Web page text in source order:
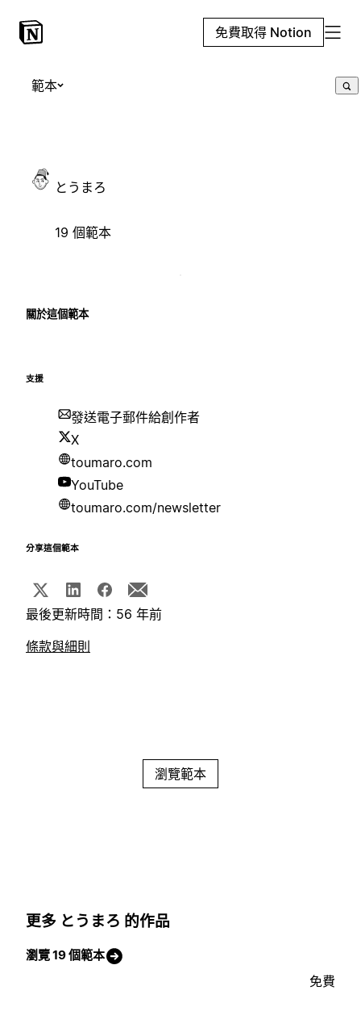
免費取得 Notion
範本
とうまろ
19 個範本
關於這個範本
支援
發送電子郵件給創作者
X
toumaro.com
YouTube
toumaro.com/newsletter
分享這個範本
最後更新時間：56 年前
條款與細則
瀏覽範本
更多 とうまろ 的作品
瀏覽 19 個範本
免費